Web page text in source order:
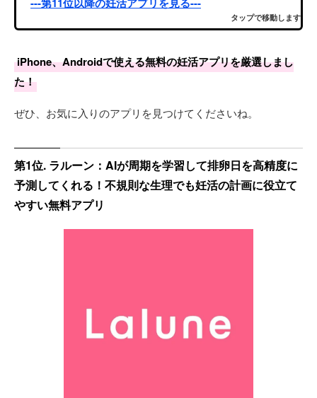
タップで移動します
iPhone、Androidで使える無料の妊活アプリを厳選しまし
た！
ぜひ、お気に入りのアプリを見つけてくださいね。
第1位. ラルーン：AIが周期を学習して排卵日を高精度に
予測してくれる！不規則な生理でも妊活の計画に役立て
やすい無料アプリ